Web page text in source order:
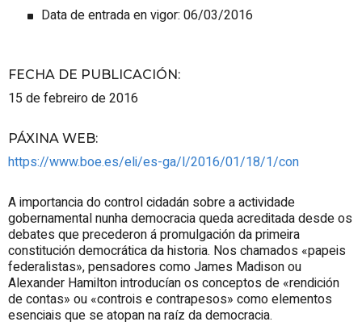
Data de entrada en vigor: 06/03/2016
FECHA DE PUBLICACIÓN:
15 de febreiro de 2016
PÁXINA WEB:
https://www.boe.es/eli/es-ga/l/2016/01/18/1/con
A importancia do control cidadán sobre a actividade
gobernamental nunha democracia queda acreditada desde os
debates que precederon á promulgación da primeira
constitución democrática da historia. Nos chamados «papeis
federalistas», pensadores como James Madison ou
Alexander Hamilton introducían os conceptos de «rendición
de contas» ou «controis e contrapesos» como elementos
esenciais que se atopan na raíz da democracia.